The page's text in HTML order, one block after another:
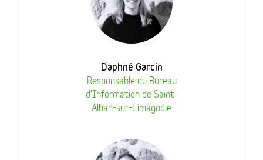
Daphné Garcin
Responsable du Bureau
d'Information de Saint-
Alban-sur-Limagnole